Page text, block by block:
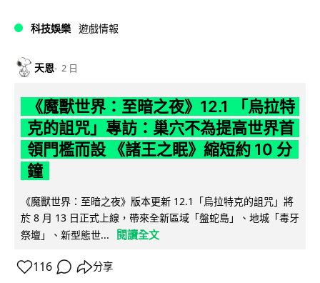
科技娛樂 遊戲情報
天恩 2 日
《魔獸世界：至暗之夜》12.1 「烏拉特
克的詛咒」專訪：巢穴不為提高世界首
領門檻而設 《諸王之眠》縮短約 10 分
鐘
《魔獸世界：至暗之夜》版本更新 12.1「烏拉特克的詛咒」將
於 8 月 13 日正式上線，帶來全新區域「盤蛇島」、地城「毒牙
祭壇」、新型態世...
閱讀全文
116 分享